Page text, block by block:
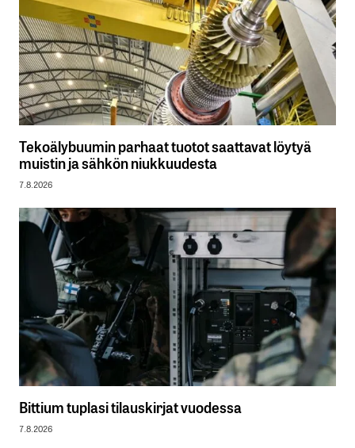
Tekoälybuumin parhaat tuotot saattavat löytyä
muistin ja sähkön niukkuudesta
7.8.2026
Bittium tuplasi tilauskirjat vuodessa
7.8.2026